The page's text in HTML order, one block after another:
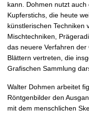
kann. Dohmen nutzt
Kupferstichs, die heute
künstlerischen Techniken
Mischtechniken,
das neuere Verfahren
Blättern vertreten, die
Grafischen Sammlung
Walter Dohmen arbeitet
Röntgenbilder den
mit dem menschlichen